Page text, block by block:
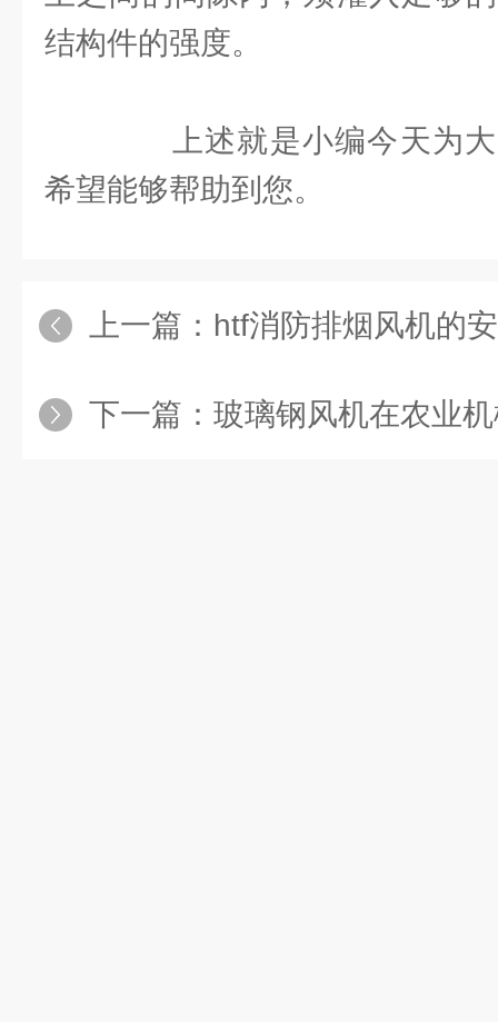
结构件的强度。
上述就是小编今天为大
希望能够帮助到您。
上一篇： htf消防排烟风机的安装注
下一篇： 玻璃钢风机在农业机械